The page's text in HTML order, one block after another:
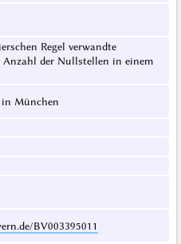
Regel verwandte
Anzahl der Nullstellen in einem
München
BV003395011